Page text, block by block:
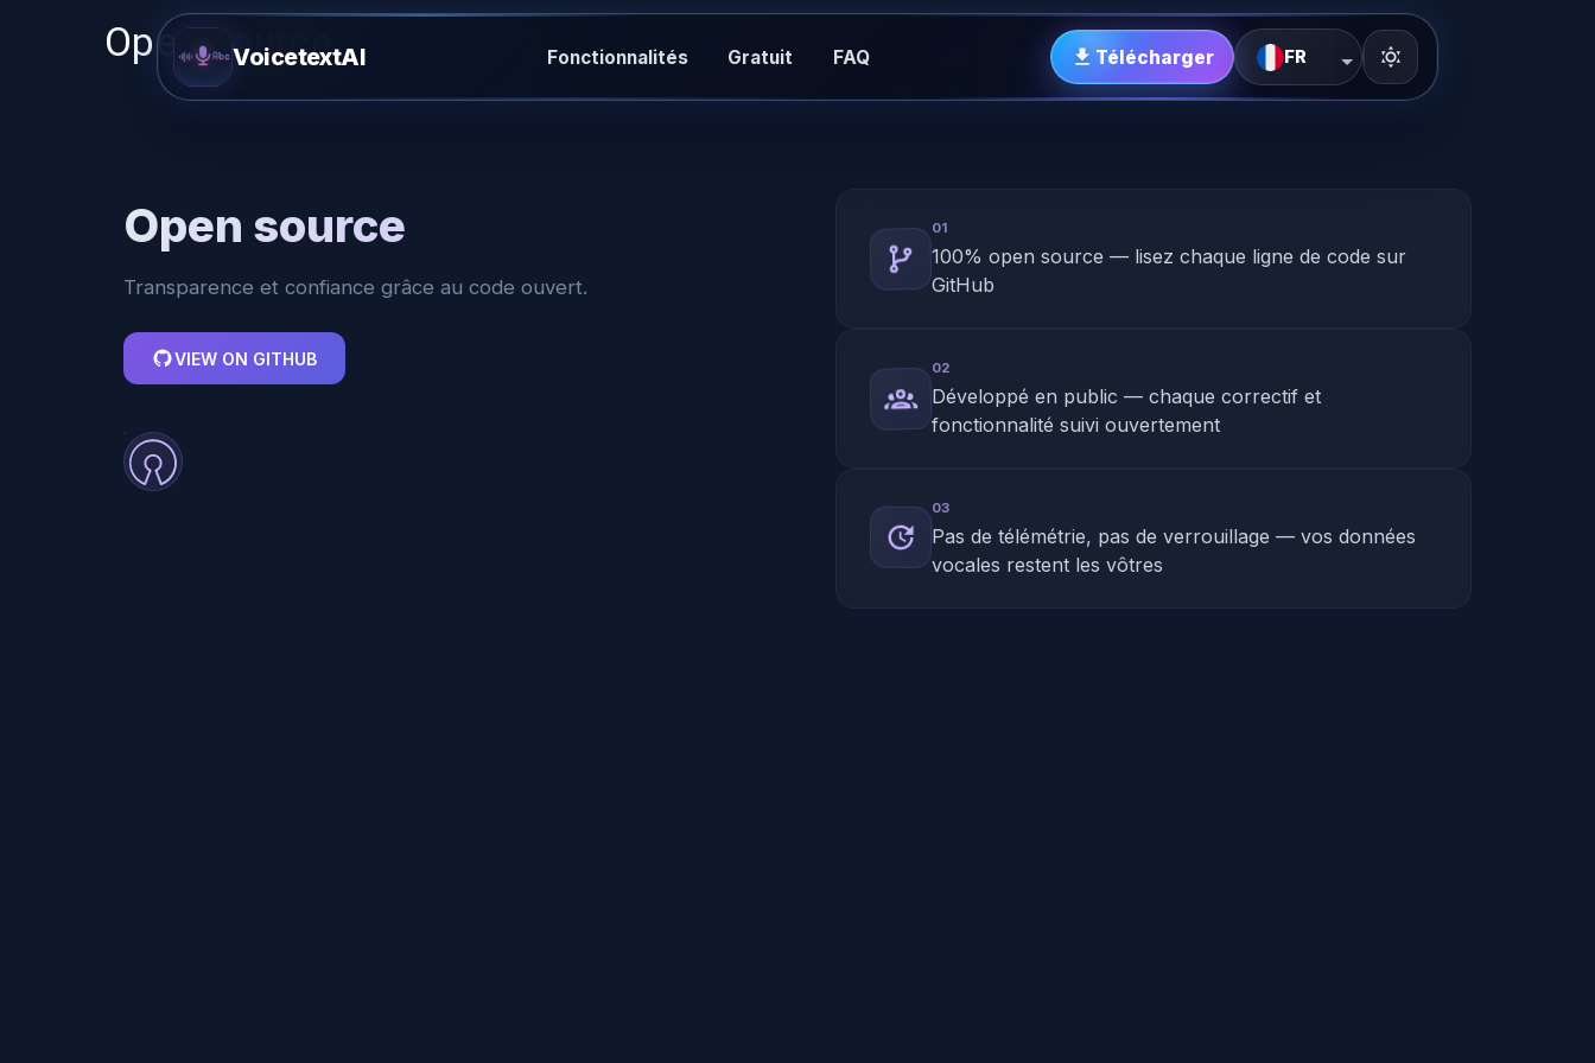
VoicetextAI Fonctionnalités Gratuit FAQ Télécharger FR
Open source
Open source
Transparence et confiance grâce au code ouvert.
VIEW ON GITHUB
01
100% open source — lisez chaque ligne de code sur
GitHub
02
Développé en public — chaque correctif et
fonctionnalité suivi ouvertement
03
Pas de télémétrie, pas de verrouillage — vos données
vocales restent les vôtres